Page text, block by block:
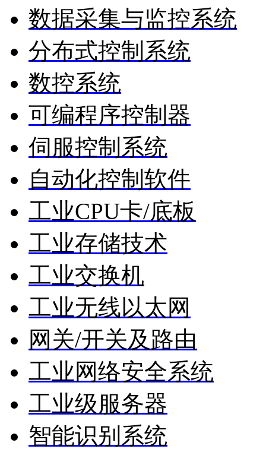
数据采集与监控系统
分布式控制系统
数控系统
可编程序控制器
伺服控制系统
自动化控制软件
工业CPU卡/底板
工业存储技术
工业交换机
工业无线以太网
网关/开关及路由
工业网络安全系统
工业级服务器
智能识别系统